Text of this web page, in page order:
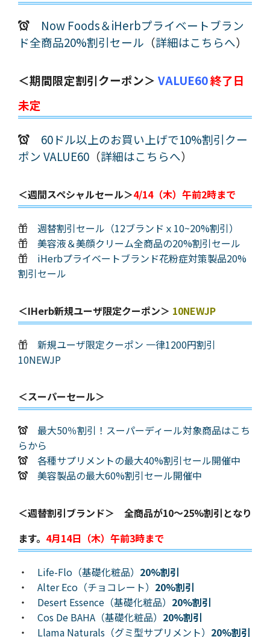
Now Foods＆iHerbプライベートブラン
ド全商品20%割引セール （詳細はこちらへ）
＜期間限定割引クーポン＞ VALUE60終了日
未定
60ドル以上のお買い上げで10%割引クー
ポン VALUE60 （詳細はこちらへ）
＜週間スペシャルセール＞4/14（木）午前2時まで
週替割引セール（12ブランドｘ10~20%割引）
美容液＆美顔クリーム全商品の20%割引セール
iHerbプライベートブランド花粉症対策製品20%
割引セール
＜iHerb新規ユーザ限定クーポン＞ 10NEWJP
新規ユーザ限定クーポン 一律1200円割引
10NEWJP
＜スーパーセール＞
最大50％割引！スーパーディール対象商品はこち
らから
各種サプリメントの最大40%割引セール開催中
美容製品の最大60%割引セール開催中
＜週替割引ブランド＞ 全商品が10～25%割引となり
ます。 4月14日（木）午前3時まで
・ Life-Flo（基礎化粧品） 20%割引
・ Alter Eco（チョコレート） 20%割引
・ Desert Essence（基礎化粧品） 20%割引
・ Cos De BAHA（基礎化粧品） 20%割引
・ Llama Naturals（グミ型サプリメント） 20%割引